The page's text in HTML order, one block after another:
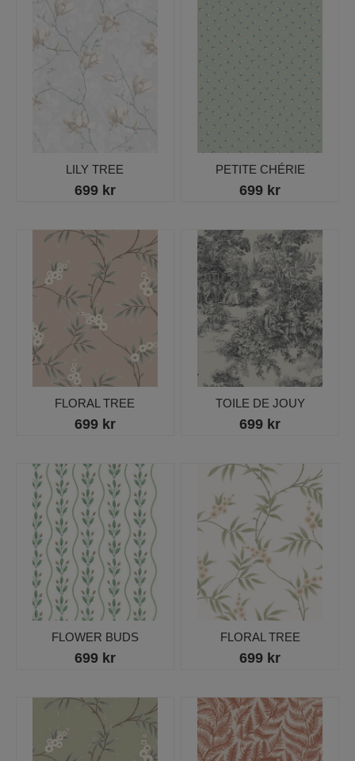
LILY TREE
699 kr
PETITE CHÉRIE
699 kr
FLORAL TREE
699 kr
TOILE DE JOUY
699 kr
FLOWER BUDS
699 kr
FLORAL TREE
699 kr